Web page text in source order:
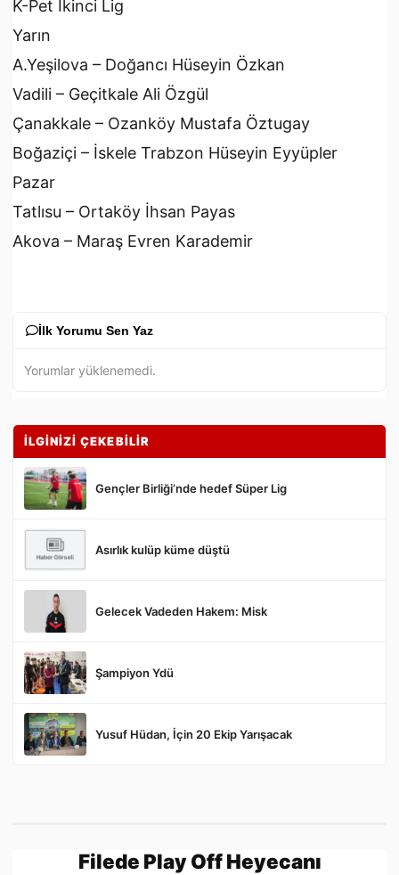
K-Pet İkinci Lig
Yarın
A.Yeşilova – Doğancı Hüseyin Özkan
Vadili – Geçitkale Ali Özgül
Çanakkale – Ozanköy Mustafa Öztugay
Boğaziçi – İskele Trabzon Hüseyin Eyyüpler
Pazar
Tatlısu – Ortaköy İhsan Payas
Akova – Maraş Evren Karademir
İlk Yorumu Sen Yaz
Gönder
Yorumlar yüklenemedi.
İLGİNİZİ ÇEKEBİLİR
Gençler Birliği’nde hedef Süper Lig
Asırlık kulüp küme düştü
Gelecek Vadeden Hakem: Misk
Şampiyon Ydü
Yusuf Hüdan, İçin 20 Ekip Yarışacak
Filede Play Off Heyecanı